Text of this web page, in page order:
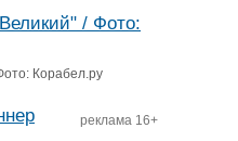
Корабел.ру
реклама 16+